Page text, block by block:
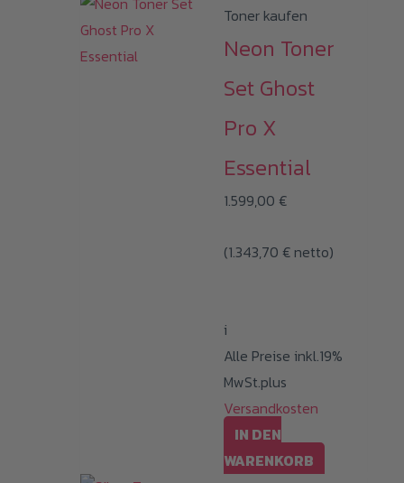
Toner kaufen
Neon Toner
Set Ghost
Pro X
Essential
1.599,00 €
(1.343,70 € netto)
i
Alle Preise inkl.19%
MwSt.plus
Versandkosten
IN DEN
WARENKORB